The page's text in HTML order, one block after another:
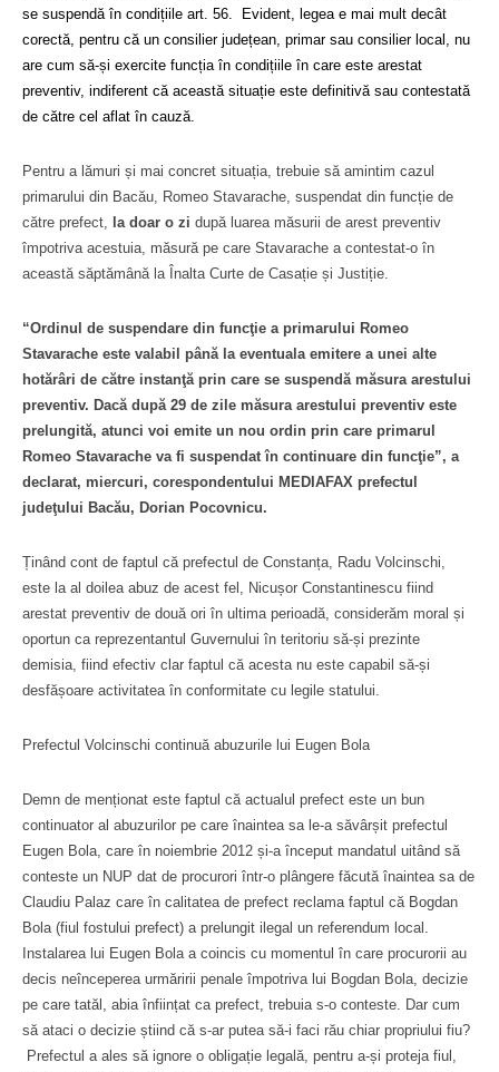
se suspendă în condițiile art. 56. Evident, legea e mai mult decât
corectă, pentru că un consilier județean, primar sau consilier local, nu
are cum să-și exercite funcția în condițiile în care este arestat
preventiv, indiferent că această situație este definitivă sau contestată
de către cel aflat în cauză.
Pentru a lămuri și mai concret situația, trebuie să amintim cazul
primarului din Bacău, Romeo Stavarache, suspendat din funcție de
către prefect, la doar o zi după luarea măsurii de arest preventiv
împotriva acestuia, măsură pe care Stavarache a contestat-o în
această săptămână la Înalta Curte de Casație și Justiție.
“Ordinul de suspendare din funcţie a primarului Romeo
Stavarache este valabil până la eventuala emitere a unei alte
hotărâri de către instanţă prin care se suspendă măsura arestului
preventiv. Dacă după 29 de zile măsura arestului preventiv este
prelungită, atunci voi emite un nou ordin prin care primarul
Romeo Stavarache va fi suspendat în continuare din funcţie”, a
declarat, miercuri, corespondentului MEDIAFAX prefectul
judeţului Bacău, Dorian Pocovnicu.
Ținând cont de faptul că prefectul de Constanța, Radu Volcinschi,
este la al doilea abuz de acest fel, Nicușor Constantinescu fiind
arestat preventiv de două ori în ultima perioadă, considerăm moral și
oportun ca reprezentantul Guvernului în teritoriu să-și prezinte
demisia, fiind efectiv clar faptul că acesta nu este capabil să-și
desfășoare activitatea în conformitate cu legile statului.
Prefectul Volcinschi continuă abuzurile lui Eugen Bola
Demn de menționat este faptul că actualul prefect este un bun
continuator al abuzurilor pe care înaintea sa le-a săvârșit prefectul
Eugen Bola, care în noiembrie 2012 și-a început mandatul uitând să
conteste un NUP dat de procurori într-o plângere făcută înaintea sa de
Claudiu Palaz care în calitatea de prefect reclama faptul că Bogdan
Bola (fiul fostului prefect) a prelungit ilegal un referendum local.
Instalarea lui Eugen Bola a coincis cu momentul în care procurorii au
decis neînceperea urmăririi penale împotriva lui Bogdan Bola, decizie
pe care tatăl, abia înființat ca prefect, trebuia s-o conteste. Dar cum
să ataci o decizie știind că s-ar putea să-i faci rău chiar propriului fiu?
Prefectul a ales să ignore o obligație legală, pentru a-și proteja fiul,